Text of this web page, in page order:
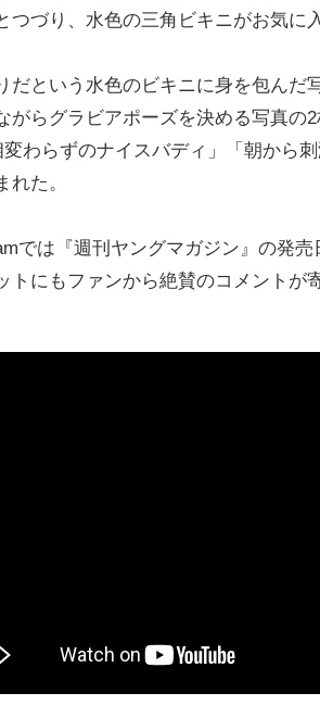
つづり、水色の三角ビキニがお気に
という水色のビキニに身を包んだ
がらグラビアポーズを決める写真
わらずのナイスバディ」「朝から
た。
では『週刊ヤングマガジン』の発
トにもファンから絶賛のコメントが